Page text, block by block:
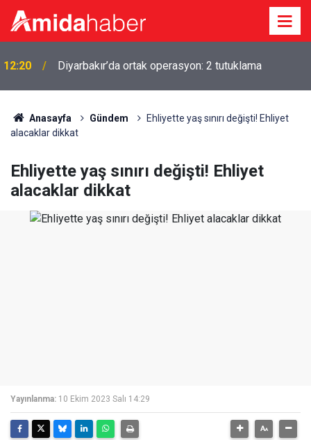
12:20 Diyarbakır’da ortak operasyon: 2 tutuklama
Anasayfa Gündem
Ehliyette yaş sınırı değişti! Ehliyet
alacaklar dikkat
Ehliyette yaş sınırı değişti! Ehliyet
alacaklar dikkat
Yayınlanma: 10 Ekim 2023 Salı 14:29